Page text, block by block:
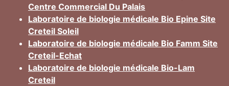
Centre Commercial Du Palais
Laboratoire de biologie médicale Bio Epine Site
Creteil Soleil
Laboratoire de biologie médicale Bio Famm Site
Creteil-Echat
Laboratoire de biologie médicale Bio-Lam
Creteil